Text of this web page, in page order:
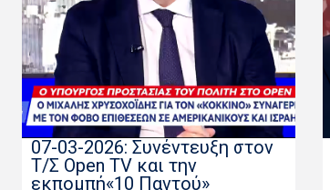
07-03-2026: Συνέντευξη στον
Τ/Σ Open TV και την
εκπομπή«10 Παντού»